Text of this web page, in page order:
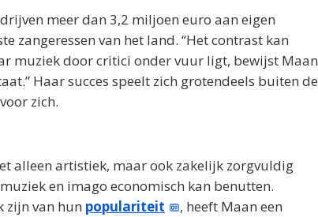
meer dan 3,2 miljoen euro aan eigen
zangeressen van het land. “Het contrast kan
muziek door critici onder vuur ligt, bewijst Maan
Haar succes speelt zich grotendeels buiten de
zich.
alleen artistiek, maar ook zakelijk zorgvuldig
en imago economisch kan benutten.
zijn van hun populariteit
, heeft Maan een